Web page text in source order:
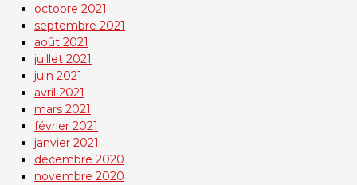
octobre 2021
septembre 2021
août 2021
juillet 2021
juin 2021
avril 2021
mars 2021
février 2021
janvier 2021
décembre 2020
novembre 2020